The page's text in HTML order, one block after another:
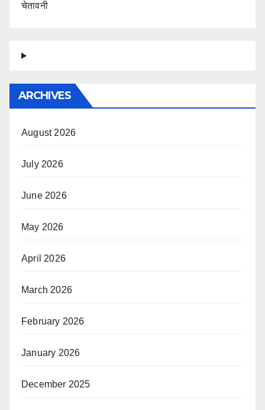
चेतावनी
ARCHIVES
August 2026
July 2026
June 2026
May 2026
April 2026
March 2026
February 2026
January 2026
December 2025